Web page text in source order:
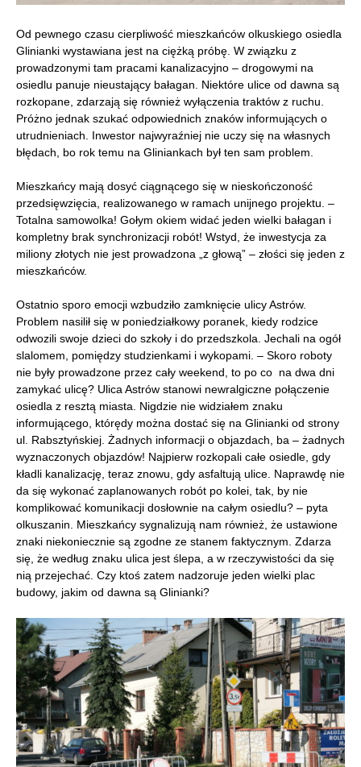
Od pewnego czasu cierpliwość mieszkańców olkuskiego osiedla
Glinianki wystawiana jest na ciężką próbę. W związku z
prowadzonymi tam pracami kanalizacyjno – drogowymi na
osiedlu panuje nieustający bałagan. Niektóre ulice od dawna są
rozkopane, zdarzają się również wyłączenia traktów z ruchu.
Próżno jednak szukać odpowiednich znaków informujących o
utrudnieniach. Inwestor najwyraźniej nie uczy się na własnych
błędach, bo rok temu na Gliniankach był ten sam problem.
Mieszkańcy mają dosyć ciągnącego się w nieskończoność
przedsięwzięcia, realizowanego w ramach unijnego projektu. –
Totalna samowolka! Gołym okiem widać jeden wielki bałagan i
kompletny brak synchronizacji robót! Wstyd, że inwestycja za
miliony złotych nie jest prowadzona „z głową” – złości się jeden z
mieszkańców.
Ostatnio sporo emocji wzbudziło zamknięcie ulicy Astrów.
Problem nasilił się w poniedziałkowy poranek, kiedy rodzice
odwozili swoje dzieci do szkoły i do przedszkola. Jechali na ogół
slalomem, pomiędzy studzienkami i wykopami. – Skoro roboty
nie były prowadzone przez cały weekend, to po co na dwa dni
zamykać ulicę? Ulica Astrów stanowi newralgiczne połączenie
osiedla z resztą miasta. Nigdzie nie widziałem znaku
informującego, którędy można dostać się na Glinianki od strony
ul. Rabsztyńskiej. Żadnych informacji o objazdach, ba – żadnych
wyznaczonych objazdów! Najpierw rozkopali całe osiedle, gdy
kładli kanalizację, teraz znowu, gdy asfaltują ulice. Naprawdę nie
da się wykonać zaplanowanych robót po kolei, tak, by nie
komplikować komunikacji dosłownie na całym osiedlu? – pyta
olkuszanin. Mieszkańcy sygnalizują nam również, że ustawione
znaki niekoniecznie są zgodne ze stanem faktycznym. Zdarza
się, że według znaku ulica jest ślepa, a w rzeczywistości da się
nią przejechać. Czy ktoś zatem nadzoruje jeden wielki plac
budowy, jakim od dawna są Glinianki?